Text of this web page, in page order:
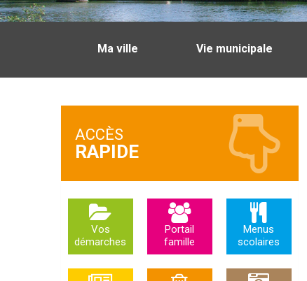
Ma ville Vie municipale
ACCÈS
Vos
démarches
Portail
famille
Menus
scolaires